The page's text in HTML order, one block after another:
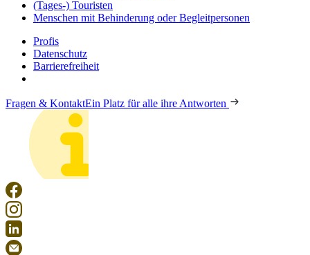
(Tages-) Touristen
Menschen mit Behinderung oder Begleitpersonen
Profis
Datenschutz
Barrierefreiheit
Fragen & KontaktEin Platz für alle ihre Antworten